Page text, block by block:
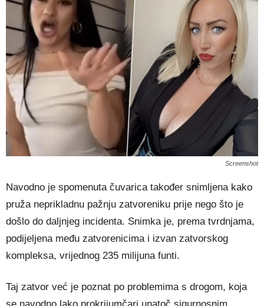
Screenshot
Navodno je spomenuta čuvarica također snimljena kako
pruža neprikladnu pažnju zatvoreniku prije nego što je
došlo do daljnjeg incidenta. Snimka je, prema tvrdnjama,
podijeljena među zatvorenicima i izvan zatvorskog
kompleksa, vrijednog 235 milijuna funti.
Taj zatvor već je poznat po problemima s drogom, koja